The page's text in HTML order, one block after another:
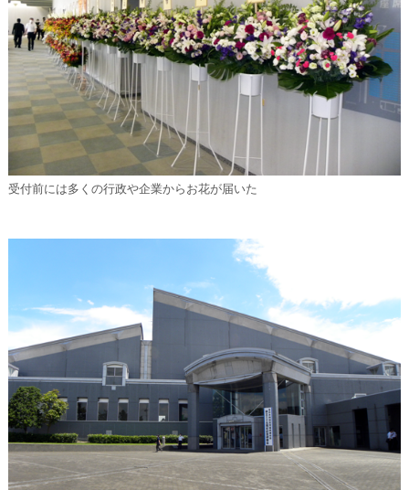
受付前には多くの行政や企業からお花が届いた